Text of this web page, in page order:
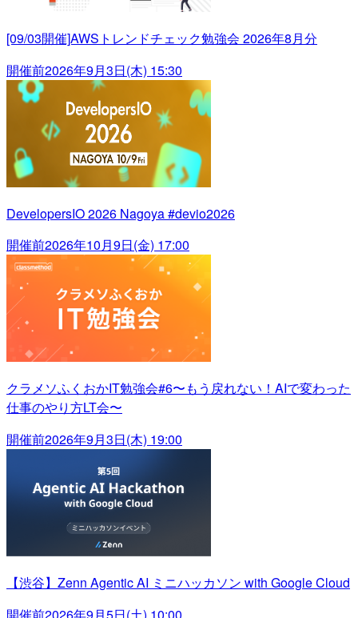
[09/03開催]AWSトレンドチェック勉強会 2026年8月分
開催前2026年9月3日(木) 15:30
DevelopersIO 2026 Nagoya #devio2026
開催前2026年10月9日(金) 17:00
クラメソふくおかIT勉強会#6〜もう戻れない！AIで変わった
仕事のやり方LT会〜
開催前2026年9月3日(木) 19:00
【渋谷】Zenn Agentic AI ミニハッカソン with Google Cloud